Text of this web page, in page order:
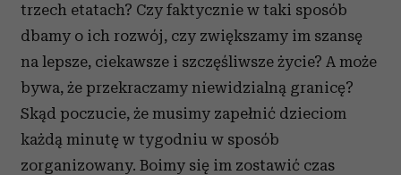
trzech etatach? Czy faktycznie w taki sposób
dbamy o ich rozwój, czy zwiększamy im szansę
na lepsze, ciekawsze i szczęśliwsze życie? A może
bywa, że przekraczamy niewidzialną granicę?
Skąd poczucie, że musimy zapełnić dzieciom
każdą minutę w tygodniu w sposób
zorganizowany. Boimy się im zostawić czas